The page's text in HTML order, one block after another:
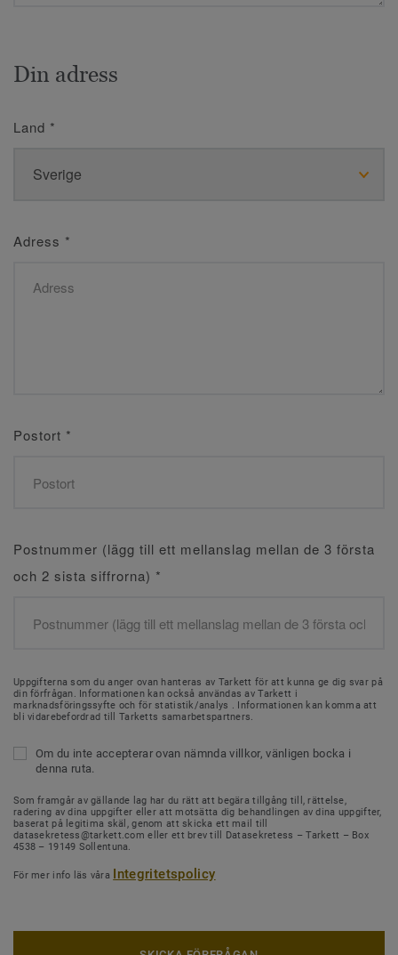
Din adress
Land *
Adress *
Postort *
Postnummer (lägg till ett mellanslag mellan de 3 första
och 2 sista siffrorna) *
Uppgifterna som du anger ovan hanteras av Tarkett för att kunna ge dig svar på
din förfrågan. Informationen kan också användas av Tarkett i
marknadsföringssyfte och för statistik/analys . Informationen kan komma att
bli vidarebefordrad till Tarketts samarbetspartners.
Om du inte accepterar ovan nämnda villkor, vänligen bocka i
denna ruta.
Som framgår av gällande lag har du rätt att begära tillgång till, rättelse,
radering av dina uppgifter eller att motsätta dig behandlingen av dina uppgifter,
baserat på legitima skäl, genom att skicka ett mail till
datasekretess@tarkett.com eller ett brev till Datasekretess – Tarkett – Box
4538 – 19149 Sollentuna.
För mer info läs våra Integritetspolicy